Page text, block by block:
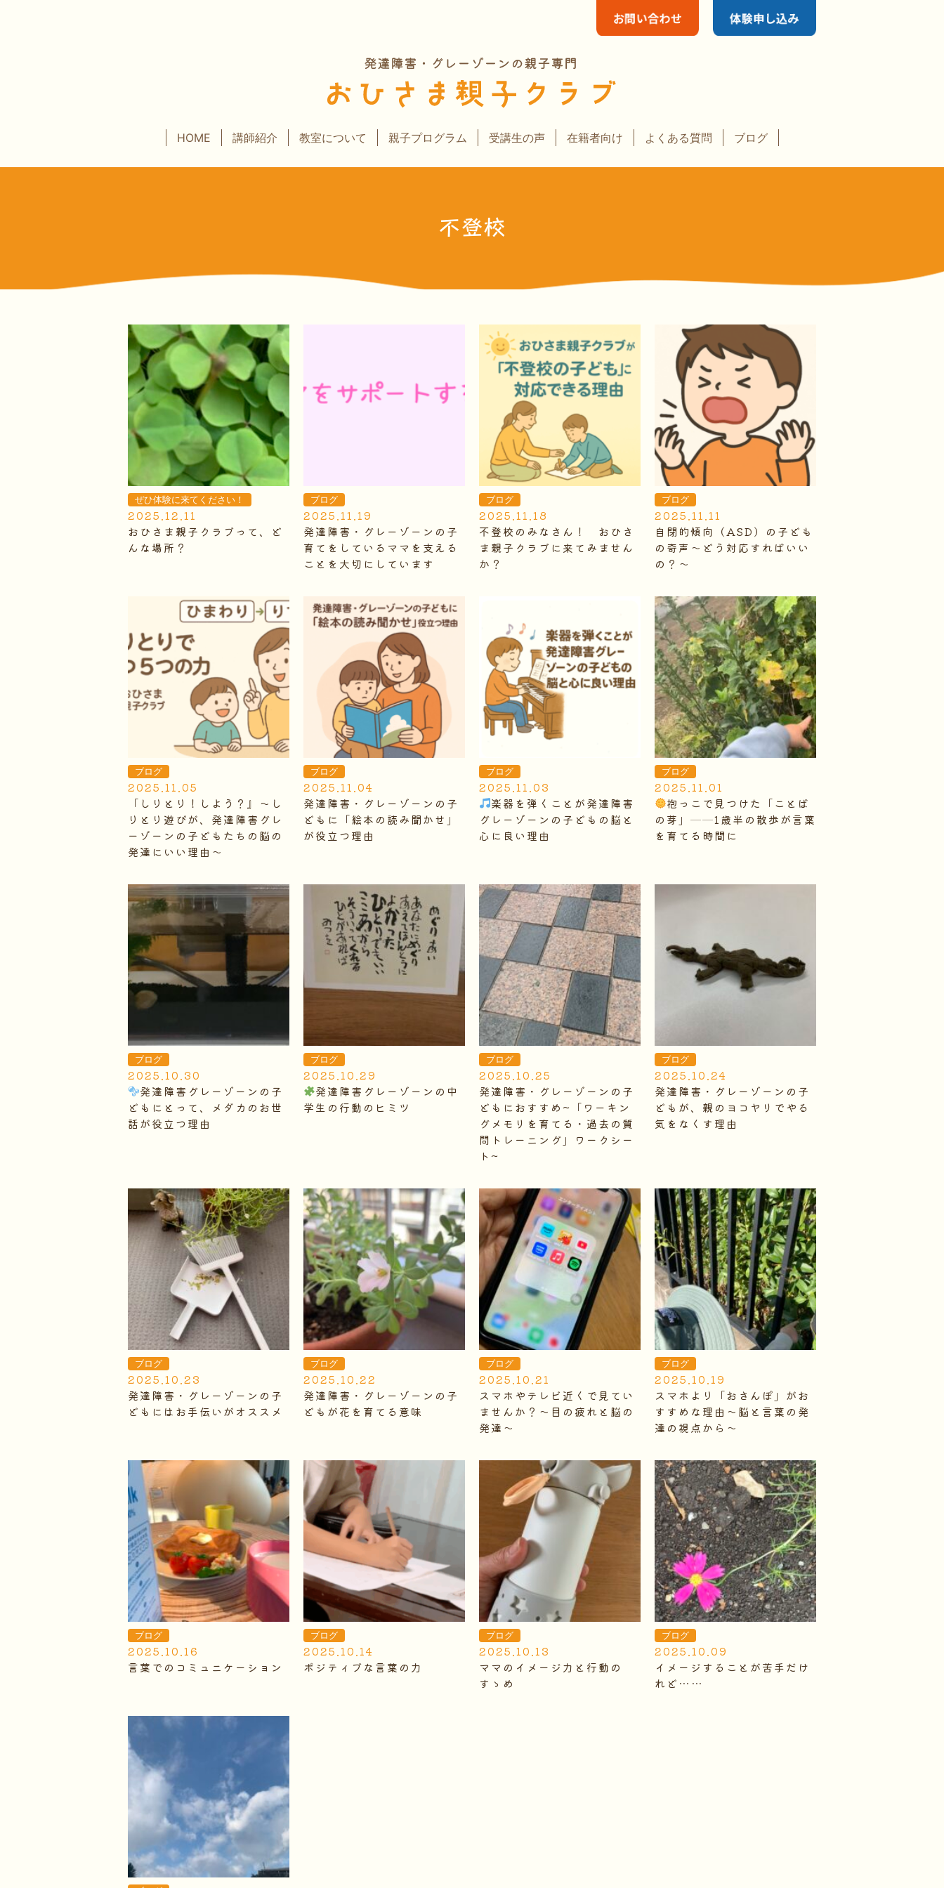
HOME 講師紹介 教室について 親子プログラム 受講生の声 在籍者向け よくある質問 ブログ
不登校
ぜひ体験に来てください！
2025.12.11
おひさま親子クラブって、ど
んな場所？
ブログ
2025.11.19
発達障害・グレーゾーンの子
育てをしているママを支える
ことを大切にしています
ブログ
2025.11.18
不登校のみなさん！ おひさ
ま親子クラブに来てみません
か？
ブログ
2025.11.11
自閉的傾向（ASD）の子ども
の奇声～どう対応すればいい
の？～
ブログ
2025.11.05
「しりとり！しよう？』～し
りとり遊びが、発達障害グレ
ーゾーンの子どもたちの脳の
発達にいい理由～
ブログ
2025.11.04
発達障害・グレーゾーンの子
どもに「絵本の読み聞かせ」
が役立つ理由
ブログ
2025.11.03
楽器を弾くことが発達障害
グレーゾーンの子どもの脳と
心に良い理由
ブログ
2025.11.01
抱っこで見つけた「ことば
の芽」──1歳半の散歩が言葉
を育てる時間に
ブログ
2025.10.30
発達障害グレーゾーンの子
どもにとって、メダカのお世
話が役立つ理由
ブログ
2025.10.29
発達障害グレーゾーンの中
学生の行動のヒミツ
ブログ
2025.10.25
発達障害・グレーゾーンの子
どもにおすすめ~「ワーキン
グメモリを育てる・過去の質
問トレーニング」ワークシー
ト~
ブログ
2025.10.24
発達障害・グレーゾーンの子
どもが、親のヨコヤリでやる
気をなくす理由
ブログ
2025.10.23
発達障害・グレーゾーンの子
どもにはお手伝いがオススメ
ブログ
2025.10.22
発達障害・グレーゾーンの子
どもが花を育てる意味
ブログ
2025.10.21
スマホやテレビ近くで見てい
ませんか？～目の疲れと脳の
発達～
ブログ
2025.10.19
スマホより「おさんぽ」がお
すすめな理由～脳と言葉の発
達の視点から～
ブログ
2025.10.16
言葉でのコミュニケーション
ブログ
2025.10.14
ポジティブな言葉の力
ブログ
2025.10.13
ママのイメージ力と行動の
すゝめ
ブログ
2025.10.09
イメージすることが苦手だけ
れど……